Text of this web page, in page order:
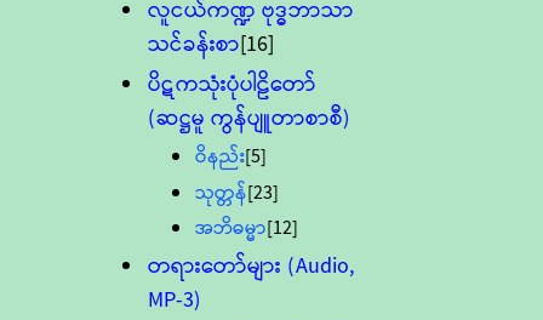
လူငယ်ကဏ္ဍ ဗုဒ္ဓဘာသာ
သင်ခန်းစာ[16]
ပိဋကသုံးပုံပါဠိတော်
(ဆဋ္ဌမူ ကွန်ပျူတာစာစီ)
ဝိနည်း[5]
သုတ္တန်[23]
အဘိဓမ္မာ[12]
တရားတော်များ (Audio,
MP-3)